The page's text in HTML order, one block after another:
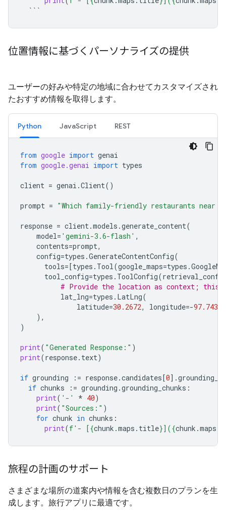
```
位置情報に基づくパーソナライズの提供
ユーザーの好みや特定の地域に合わせてカスタマイズされ
たおすすめ情報を取得します。
Python JavaScript REST
from google import genai
from google.genai import types
client = genai .Client()
prompt = "Which family-friendly restaurants near
response = client.models .generate_content(
model= 'gemini-3.6-flash' ,
contents=prompt,
config=types .GenerateContentConfig(
tools=[types . Tool(google_maps=types .
tool_config=types . ToolConfig(
# Provide the location as context; this
lat_lng=types . LatLng(
latitude=30.2672, longitude=-97.7431
),
)
print( "Generated Response:" )
print(response. text)
if grounding := response.candidates[0] .
if chunks := grounding .grounding_chunks :
print( '-' * 40)
print( "Sources:" )
for chunk in chunks :
print(f'- [{chunk .maps . title}]({chunk .maps
旅程の計画のサポート
さまざまな場所の道案内や情報を含む複数日のプランを生
成します。旅行アプリに最適です。